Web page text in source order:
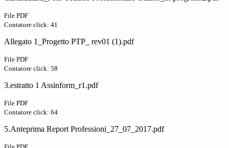
File PDF
Contatore click: 41
Allegato 1_Progetto PTP_ rev01 (1).pdf
File PDF
Contatore click: 58
3.estratto 1 Assinform_r1.pdf
File PDF
Contatore click: 64
5.Anteprima Report Professioni_27_07_2017.pdf